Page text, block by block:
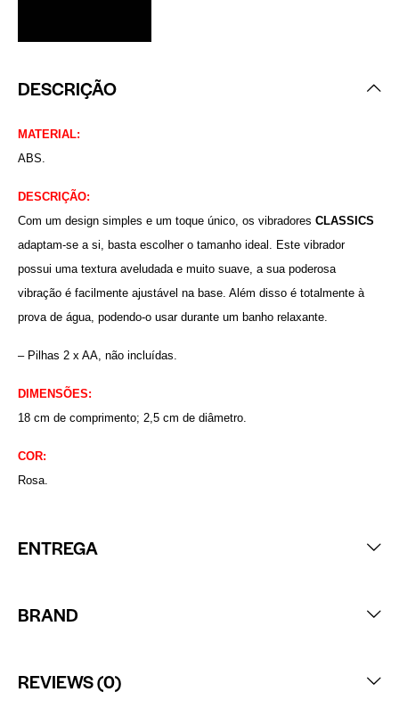
DESCRIÇÃO
MATERIAL:
ABS.
DESCRIÇÃO:
Com um design simples e um toque único, os vibradores CLASSICS
adaptam-se a si, basta escolher o tamanho ideal. Este vibrador
possui uma textura aveludada e muito suave, a sua poderosa
vibração é facilmente ajustável na base. Além disso é totalmente à
prova de água, podendo-o usar durante um banho relaxante.
– Pilhas 2 x AA, não incluídas.
DIMENSÕES:
18 cm de comprimento; 2,5 cm de diâmetro.
COR:
Rosa.
ENTREGA
BRAND
REVIEWS (0)